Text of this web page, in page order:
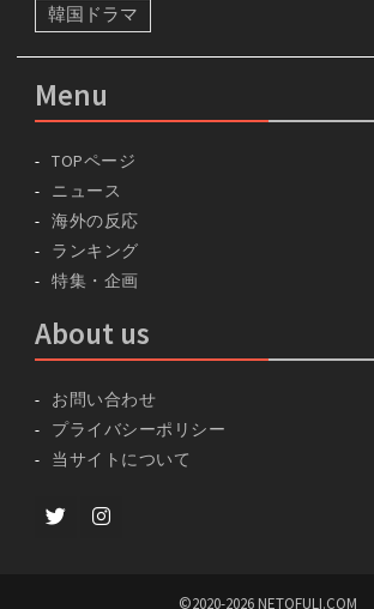
韓国ドラマ
Menu
TOPページ
ニュース
海外の反応
ランキング
特集・企画
About us
お問い合わせ
プライバシーポリシー
当サイトについて
©2020-2026 NETOFULI.COM